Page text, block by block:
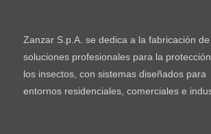
Zanzar S.p.A. se dedica a la fabricación de
soluciones profesionales para la
los insectos, con sistemas diseñados para
entornos residenciales, comerciales e